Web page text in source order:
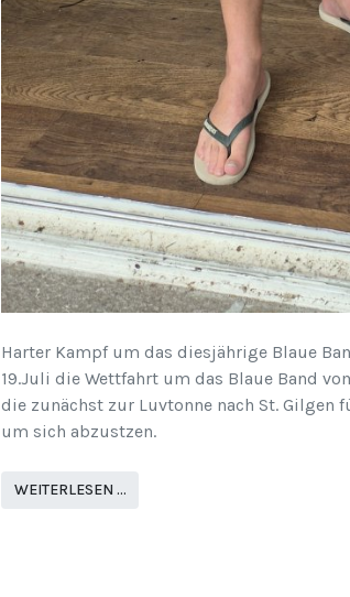
Harter Kampf um das diesjährige Blaue
19.Juli die Wettfahrt um das Blaue Band
die zunächst zur Luvtonne nach St. Gilgen
um sich abzustzen.
WEITERLESEN …